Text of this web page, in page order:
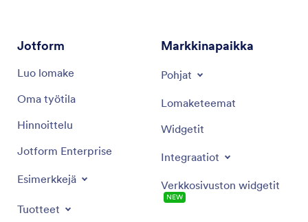
Jotform
Luo lomake
Oma työtila
Hinnoittelu
Jotform Enterprise
Esimerkkejä
Tuotteet
Markkinapaikka
Pohjat
Lomaketeemat
Widgetit
Integraatiot
Verkkosivuston widgetit
NEW